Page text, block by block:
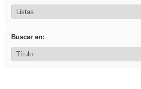
Buscar en: